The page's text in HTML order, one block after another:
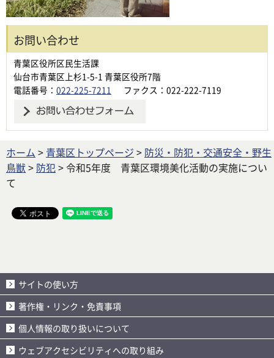
お問い合わせ
青葉区役所区民生活課
仙台市青葉区上杉1-5-1 青葉区役所7階
電話番号： 022-225-7211 ファクス：022-222-7119
ホーム > 青葉区トップページ > 防災・防犯・交通安全・野生
鳥獣 > 防犯> 令和5年度 青葉区環境美化活動の実施につい
て
サイトの使い方
著作権・リンク・免責事項
個人情報の取り扱いについて
ウェブアクセシビリティへの取り組み